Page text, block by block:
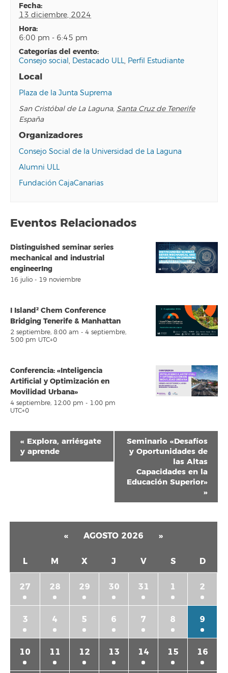
fecha:
13 diciembre, 2024
hora:
6:00 pm - 6:45 pm
categorías del evento:
Consejo social, Destacado ULL, Perfil Estudiante
Local
Plaza de la Junta Suprema
San Cristóbal de La Laguna, Santa Cruz de Tenerife
España
Organizadores
Consejo Social de la Universidad de La Laguna
Alumni ULL
Fundación CajaCanarias
Eventos Relacionados
Distinguished seminar series
mechanical and industrial
engineerIng
16 julio - 19 noviembre
I Island² Chem Conference
Bridging Tenerife & Manhattan
2 septiembre, 8:00 am - 4 septiembre,
5:00 pm UTC+0
Conferencia: «Inteligencia
Artificial y Optimización en
Movilidad Urbana»
4 septiembre, 12:00 pm - 1:00 pm
UTC+0
Navegación
del
Evento
« Explora, arriésgate
y aprende
Seminario «Desafíos
y Oportunidades de
las Altas
Capacidades en la
Educación Superior»
»
« AGOSTO 2026 »
L M X J V S D
27 28 29 30 31 1 2
3 4 5 6 7 8 9
10 11 12 13 14 15 16